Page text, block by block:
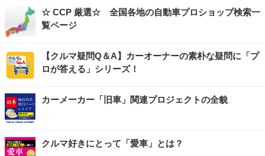
☆ CCP 厳選☆ 全国各地の自動車プロショップ検索一
覧ページ
【クルマ疑問Q＆A】カーオーナーの素朴な疑問に「プ
ロが答える」シリーズ！
カーメーカー「旧車」関連プロジェクトの全貌
クルマ好きにとって「愛車」とは？